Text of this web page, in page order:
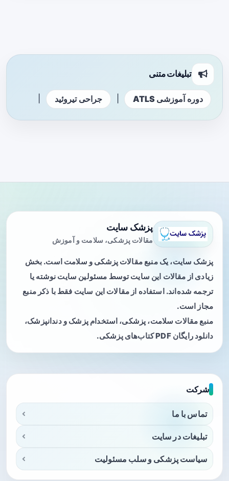
تبلیغات متنی
دوره آموزشی ATLS جراحی تیروئید
پزشک سایت
مقالات پزشکی، سلامت و آموزش
پزشک سایت، یک منبع مقالات پزشکی و سلامت است. بخش
زیادی از مقالات این سایت توسط مسئولین سایت نوشته یا
ترجمه شده‌اند. استفاده از مقالات این سایت فقط با ذکر منبع
مجاز است.
منبع مقالات سلامت، پزشکی، استخدام پزشک و دندانپزشک،
دانلود رایگان PDF کتاب‌های پزشکی.
شرکت
تماس با ما
تبلیغات در سایت
سیاست پزشکی و سلب مسئولیت